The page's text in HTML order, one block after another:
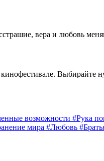
вера и любовь
Выбирайте
возможности #Рука
мира #Любовь